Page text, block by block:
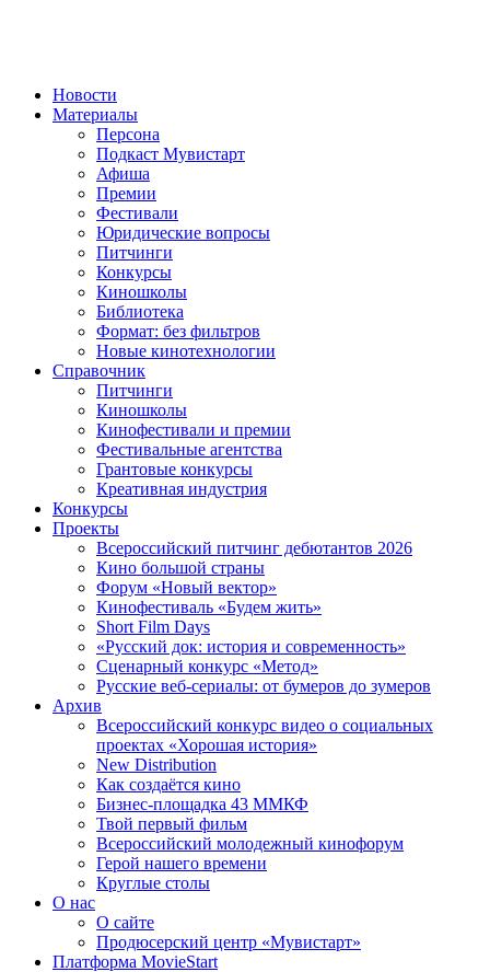
Новости
Материалы
Персона
Подкаст Мувистарт
Афиша
Премии
Фестивали
Юридические вопросы
Питчинги
Конкурсы
Киношколы
Библиотека
Формат: без фильтров
Новые кинотехнологии
Справочник
Питчинги
Киношколы
Кинофестивали и премии
Фестивальные агентства
Грантовые конкурсы
Креативная индустрия
Конкурсы
Проекты
Всероссийский питчинг дебютантов 2026
Кино большой страны
Форум «Новый вектор»
Кинофестиваль «Будем жить»
Short Film Days
«Русский док: история и современность»
Сценарный конкурс «Метод»
Русские веб-сериалы: от бумеров до зумеров
Архив
Всероссийский конкурс видео о социальных
проектах «Хорошая история»
New Distribution
Как создаётся кино
Бизнес-площадка 43 ММКФ
Твой первый фильм
Всероссийский молодежный кинофорум
Герой нашего времени
Круглые столы
О нас
О сайте
Продюсерский центр «Мувистарт»
Платформа MovieStart